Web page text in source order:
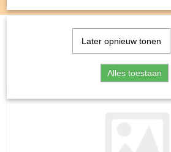
Ruilkaarten>Accessoires
Boulder 100+ Magic: The
Later opnieuw tonen
Alles toestaan